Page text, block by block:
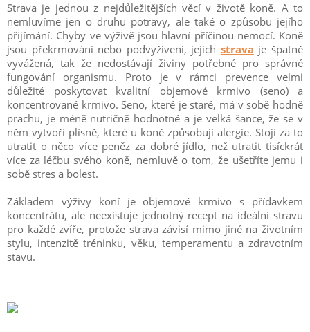
Strava je jednou z nejdůležitějších věcí v životě koně. A to
nemluvíme jen o druhu potravy, ale také o způsobu jejího
přijímání. Chyby ve výživě jsou hlavní příčinou nemocí. Koně
jsou překrmováni nebo podvyživeni, jejich strava je špatně
vyvážená, tak že nedostávají živiny potřebné pro správné
fungování organismu. Proto je v rámci prevence velmi
důležité poskytovat kvalitní objemové krmivo (seno) a
koncentrované krmivo. Seno, které je staré, má v sobě hodně
prachu, je méně nutričně hodnotné a je velká šance, že se v
něm vytvoří plísně, které u koně způsobují alergie. Stojí za to
utratit o něco více peněz za dobré jídlo, než utratit tisíckrát
více za léčbu svého koně, nemluvě o tom, že ušetříte jemu i
sobě stres a bolest.
Základem výživy koní je objemové krmivo s přídavkem
koncentrátu, ale neexistuje jednotný recept na ideální stravu
pro každé zvíře, protože strava závisí mimo jiné na životním
stylu, intenzitě tréninku, věku, temperamentu a zdravotním
stavu.